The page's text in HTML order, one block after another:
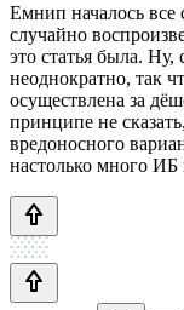
Емнип началось все
случайно
это статья была. Ну,
неоднократно, так
осуществлена за
принципе не
вредоносного
настолько много ИБ